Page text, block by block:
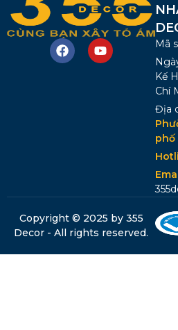
Mã
Kế
Chí
Địa
phố
Copyright © 2025 by 355
Decor - All rights reserved.